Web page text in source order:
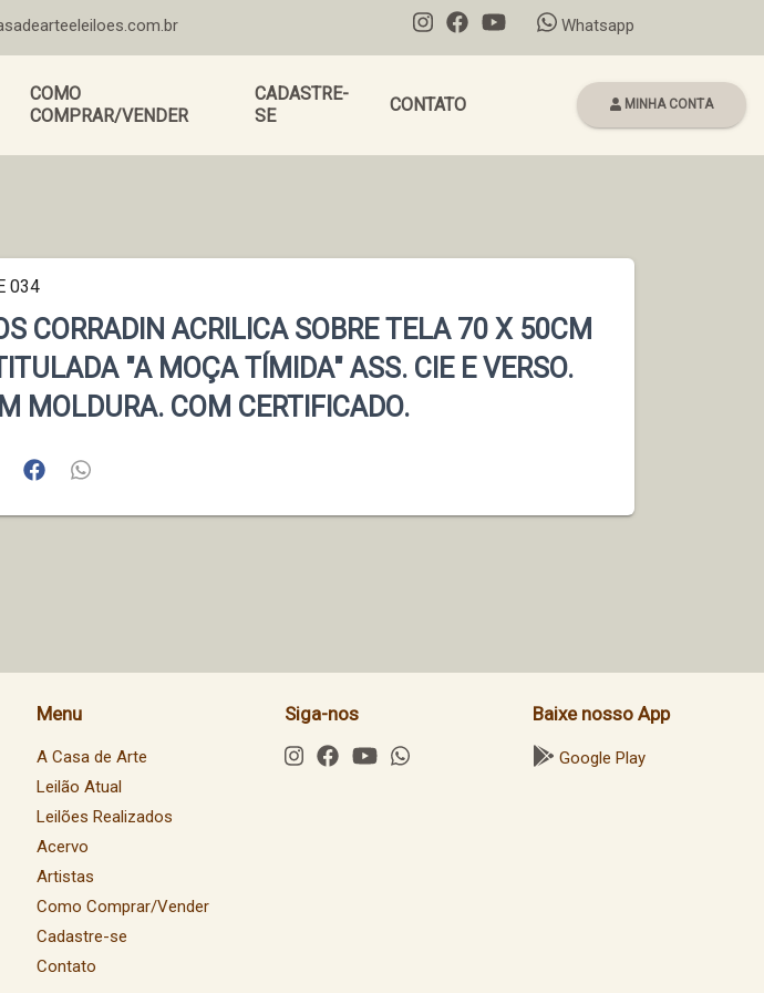
Whatsapp
COMO
COMPRAR/VENDER
CADASTRE-
SE
CONTATO MINHA CONTA
034
CORRADIN ACRILICA SOBRE TELA 70 X 50CM
"A MOÇA TÍMIDA" ASS. CIE E VERSO.
MOLDURA. COM CERTIFICADO.
Menu
A Casa de Arte
Leilão Atual
Leilões Realizados
Acervo
Artistas
Como Comprar/Vender
Cadastre-se
Contato
Siga-nos Baixe nosso App
Google Play